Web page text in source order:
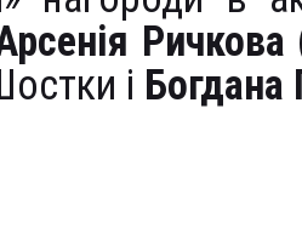
Ричкова
і Богдана